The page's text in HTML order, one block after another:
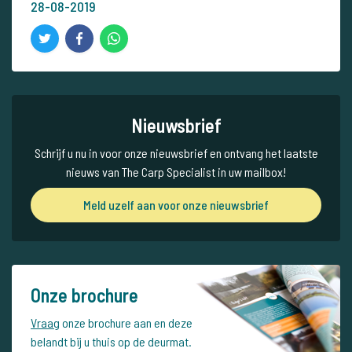
28-08-2019
Nieuwsbrief
Schrijf u nu in voor onze nieuwsbrief en ontvang het laatste
nieuws van The Carp Specialist in uw mailbox!
Meld uzelf aan voor onze nieuwsbrief
Onze brochure
Vraag onze brochure aan en deze
belandt bij u thuis op de deurmat.